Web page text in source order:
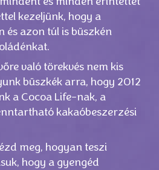
kezeljünk, hogy a
és azon túl is büszkén
való törekvés nem kis
büszkék arra, hogy 2012
a Cocoa Life-nak, a
kakaóbeszerzési
meg, hogyan teszi
hogy a gyengéd